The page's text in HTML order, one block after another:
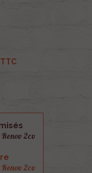
TTC
Renov 2cv
Renov 2cv